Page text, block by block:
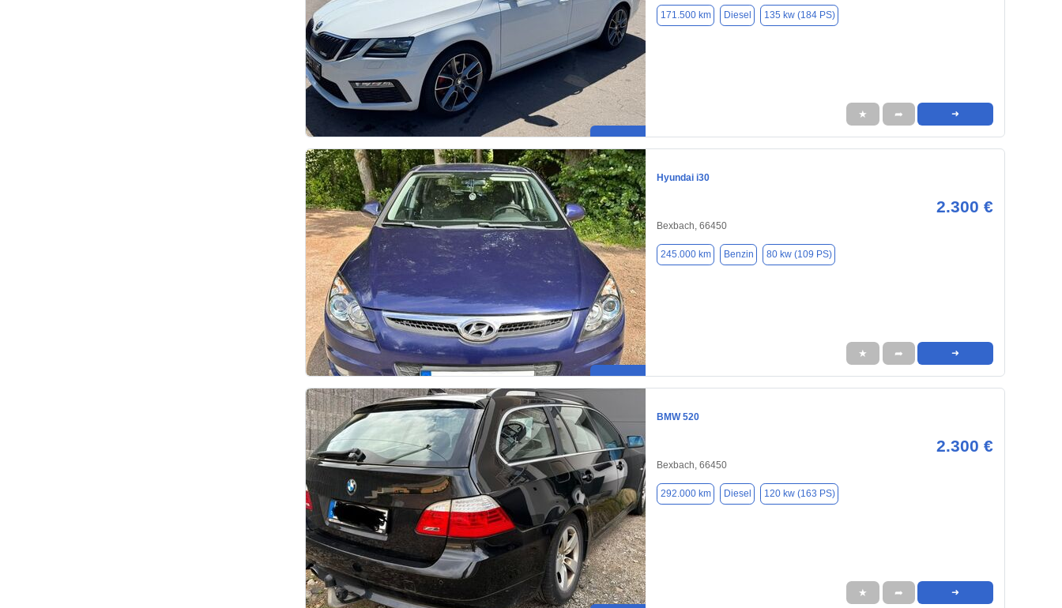
171.500 km Diesel 135 kw (184 PS)
★ ➦ ➜
Hyundai i30
2.300 €
Bexbach, 66450
245.000 km Benzin 80 kw (109 PS)
★ ➦ ➜
BMW 520
2.300 €
Bexbach, 66450
292.000 km Diesel 120 kw (163 PS)
★ ➦ ➜